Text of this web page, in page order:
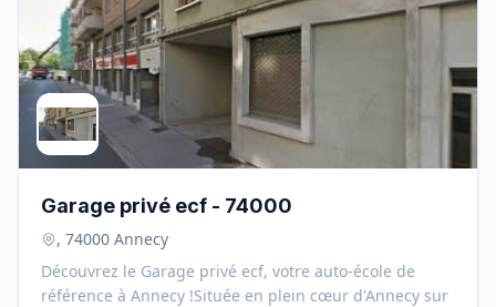
Garage privé ecf - 74000
, 74000 Annecy
Découvrez le Garage privé ecf, votre auto-école de
référence à Annecy !Située en plein cœur d'Annecy sur